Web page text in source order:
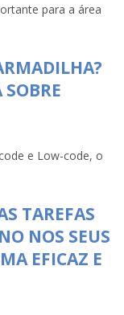
para a área
e Low-code, o
TAREFAS
NOS SEUS
EFICAZ E